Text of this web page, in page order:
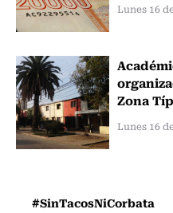
Lunes 16
Zona
Lunes 16
#SinTacosNiCorbata